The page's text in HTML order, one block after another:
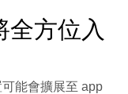
全方位入
能會擴展至 app